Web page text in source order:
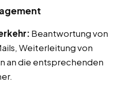
Beantwortung von
Weiterleitung von
an die entsprechenden